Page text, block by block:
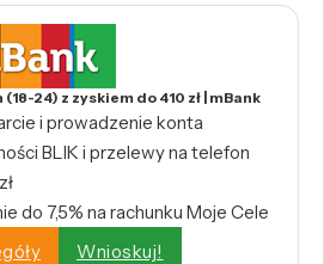
24) z zyskiem do 410 zł | mBank
i prowadzenie konta
BLIK i przelewy na telefon
do 7,5% na rachunku Moje Cele
Wnioskuj!